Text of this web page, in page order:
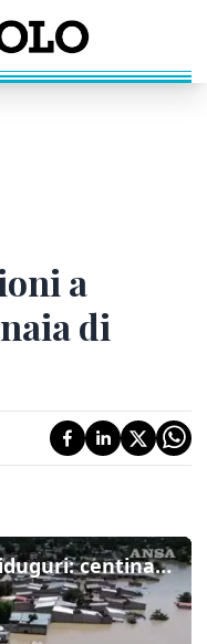
a
di
Nigeria, inondazioni a Maiduguri: centinaia di sfollati